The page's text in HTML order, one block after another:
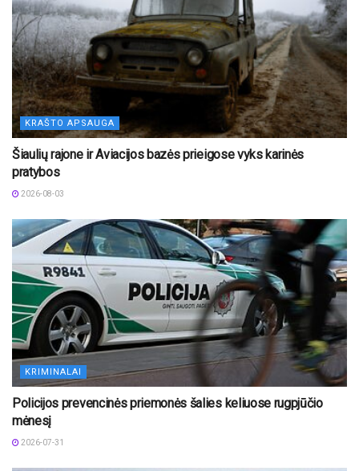
KRAŠTO APSAUGA
Šiaulių rajone ir Aviacijos bazės prieigose vyks karinės
pratybos
2026-08-03
KRIMINALAI
Policijos prevencinės priemonės šalies keliuose rugpjūčio
mėnesį
2026-07-31